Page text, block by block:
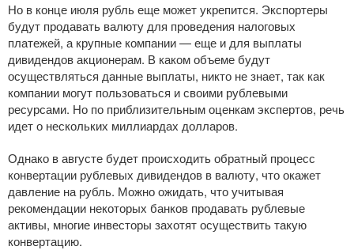
Но в конце июля рубль еще может укрепится. Экспортеры
будут продавать валюту для проведения налоговых
платежей, а крупные компании — еще и для выплаты
дивидендов акционерам. В каком объеме будут
осуществляться данные выплаты, никто не знает, так как
компании могут пользоваться и своими рублевыми
ресурсами. Но по приблизительным оценкам экспертов, речь
идет о нескольких миллиардах долларов.
Однако в августе будет происходить обратный процесс
конвертации рублевых дивидендов в валюту, что окажет
давление на рубль. Можно ожидать, что учитывая
рекомендации некоторых банков продавать рублевые
активы, многие инвесторы захотят осуществить такую
конвертацию.